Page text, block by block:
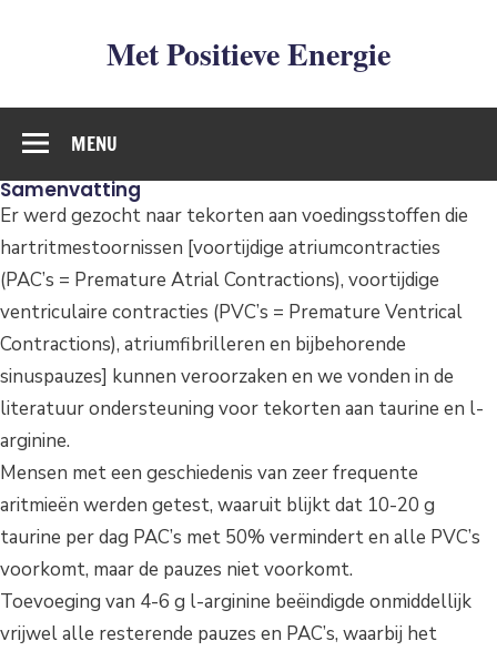
Met Positieve Energie
De weg naar Positief Leven
MENU
Samenvatting
Er werd gezocht naar tekorten aan voedingsstoffen die
hartritmestoornissen [voortijdige atriumcontracties
(PAC’s = Premature Atrial Contractions), voortijdige
ventriculaire contracties (PVC’s = Premature Ventrical
Contractions), atriumfibrilleren en bijbehorende
sinuspauzes] kunnen veroorzaken en we vonden in de
literatuur ondersteuning voor tekorten aan taurine en l-
arginine.
Mensen met een geschiedenis van zeer frequente
aritmieën werden getest, waaruit blijkt dat 10-20 g
taurine per dag PAC’s met 50% vermindert en alle PVC’s
voorkomt, maar de pauzes niet voorkomt.
Toevoeging van 4-6 g l-arginine beëindigde onmiddellijk
vrijwel alle resterende pauzes en PAC’s, waarbij het